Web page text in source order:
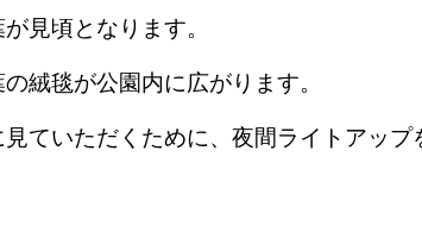
見頃となります。
絨毯が公園内に広がります。
ていただくために、夜間ライトアップ